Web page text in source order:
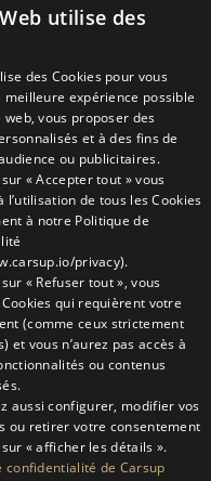
43
route
confidentialité
générales d'utilisation
utilise des
des Cookies pour vous
meilleure expérience possible
web, vous proposer des
et à des fins de
ou publicitaires.
« Accepter tout » vous
l’utilisation de tous les Cookies
à notre Politique de
privacy).
« Refuser tout », vous
qui requièrent votre
(comme ceux strictement
et vous n’aurez pas accès à
ou contenus
aussi configurer, modifier vos
ou retirer votre consentement
« afficher les détails ».
confidentialité de Carsup